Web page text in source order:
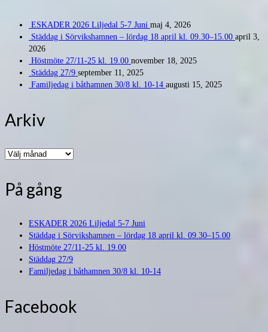
ESKADER 2026 Liljedal 5-7 Juni maj 4, 2026
Städdag i Sörvikshamnen – lördag 18 april kl. 09.30–15.00 april 3,
2026
Höstmöte 27/11-25 kl. 19.00 november 18, 2025
Städdag 27/9 september 11, 2025
Familjedag i båthamnen 30/8 kl. 10-14 augusti 15, 2025
Arkiv
Arkiv
På gång
ESKADER 2026 Liljedal 5-7 Juni
Städdag i Sörvikshamnen – lördag 18 april kl. 09.30–15.00
Höstmöte 27/11-25 kl. 19.00
Städdag 27/9
Familjedag i båthamnen 30/8 kl. 10-14
Facebook